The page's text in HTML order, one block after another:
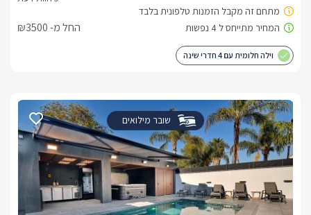
החל מ- ₪3500
וילה חלומית עם 4 חדרי שינה
שובר מילואים